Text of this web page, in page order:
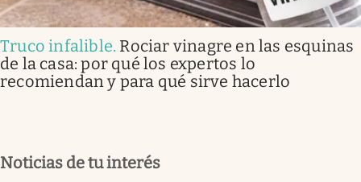
Truco infalible. Rociar vinagre en las esquinas
de la casa: por qué los expertos lo
recomiendan y para qué sirve hacerlo
Noticias de tu interés